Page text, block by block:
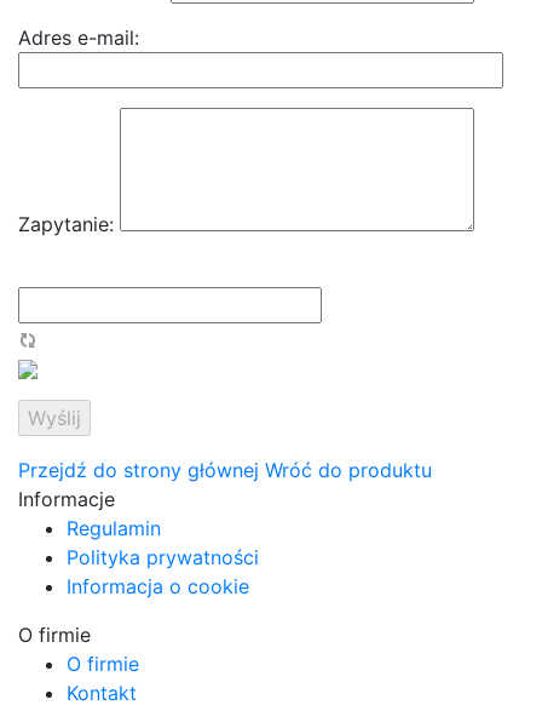
Adres e-mail:
Zapytanie:
Przejdź do strony głównej Wróć do produktu
Informacje
Regulamin
Polityka prywatności
Informacja o cookie
O firmie
O firmie
Kontakt